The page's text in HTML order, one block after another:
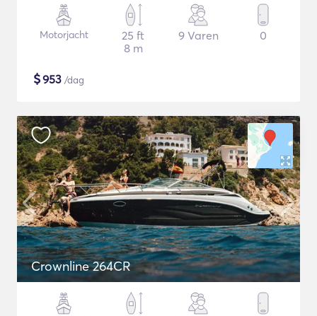
Motorjacht
25 ft
8 m
9 Varen 0
$953 /dag
Crownline 264CR